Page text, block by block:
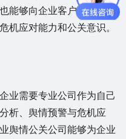
能够向企业客户提供定制
机应对能力和公关意识。
需要专业公司作为自己
析、舆情预警与危机应
舆情公关公司能够为企业